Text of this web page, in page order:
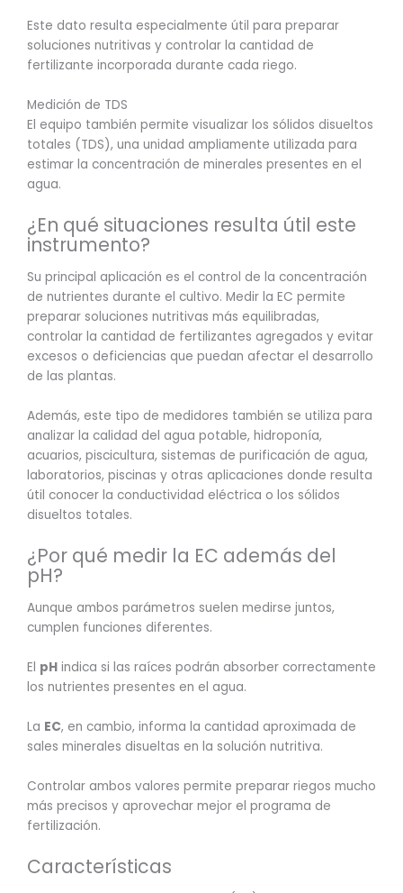
Este dato resulta especialmente útil para preparar
soluciones nutritivas y controlar la cantidad de
fertilizante incorporada durante cada riego.
Medición de TDS
El equipo también permite visualizar los sólidos disueltos
totales (TDS), una unidad ampliamente utilizada para
estimar la concentración de minerales presentes en el
agua.
¿En qué situaciones resulta útil este
instrumento?
Su principal aplicación es el control de la concentración
de nutrientes durante el cultivo. Medir la EC permite
preparar soluciones nutritivas más equilibradas,
controlar la cantidad de fertilizantes agregados y evitar
excesos o deficiencias que puedan afectar el desarrollo
de las plantas.
Además, este tipo de medidores también se utiliza para
analizar la calidad del agua potable, hidroponía,
acuarios, piscicultura, sistemas de purificación de agua,
laboratorios, piscinas y otras aplicaciones donde resulta
útil conocer la conductividad eléctrica o los sólidos
disueltos totales.
¿Por qué medir la EC además del
pH?
Aunque ambos parámetros suelen medirse juntos,
cumplen funciones diferentes.
El pH indica si las raíces podrán absorber correctamente
los nutrientes presentes en el agua.
La EC, en cambio, informa la cantidad aproximada de
sales minerales disueltas en la solución nutritiva.
Controlar ambos valores permite preparar riegos mucho
más precisos y aprovechar mejor el programa de
fertilización.
Características